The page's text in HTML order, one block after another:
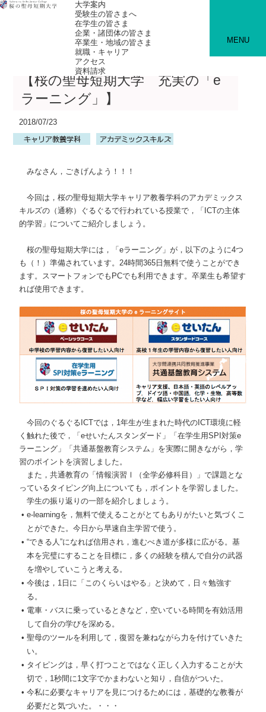
大学案内
受験生の皆さまへ
在学生の皆さま
企業・諸団体の皆さま
卒業生・地域の皆さま
就職・キャリア
アクセス
資料請求
MENU
【桜の聖母短期大学 充実の「e
ラーニング」】
2018/07/23
みなさん，ごきげんよう！！！
今回は，桜の聖母短期大学キャリア教養学科のアカデミックス
キルズの（通称）ぐるぐるで行われている授業で，「ICTの主体
的学習」についてご紹介しましょう。
桜の聖母短期大学には，「eラーニング」が，以下のように4つ
も（！）準備されています。24時間365日無料で使うことができ
ます。スマートフォンでもPCでも利用できます。卒業生も希望す
れば使用できます。
今回のぐるぐるICTでは，1年生が生まれた時代のICT環境に軽
く触れた後で，「eせいたんスタンダード」「在学生用SPI対策e
ラーニング」「共通基盤教育システム」を実際に開きながら，学
習のポイントを演習しました。
また，共通教育の「情報演習Ⅰ（全学必修科目）」で課題とな
っているタイピング向上についても，ポイントを学習しました。
学生の振り返りの一部を紹介しましょう。
e-learningを，無料で使えることがとてもありがたいと気づくこ
とができた。今日から早速自主学習で使う。
“できる人”になれば信用され，進むべき道が多様に広がる。基
本を完璧にすることを目標に，多くの経験を積んで自分の武器
を増やしていこうと考える。
今後は，1日に「このくらいはやる」と決めて，日々勉強す
る。
電車・バスに乗っているときなど，空いている時間を有効活用
して自分の学びを深める。
聖母のツールを利用して，復習を兼ねながら力を付けていきた
い。
タイピングは，早く打つことではなく正しく入力することが大
切で，1秒間に1文字でかまわないと知り，自信がついた。
今私に必要なキャリアを見につけるためには，基礎的な教養が
必要だと気づいた。・・・